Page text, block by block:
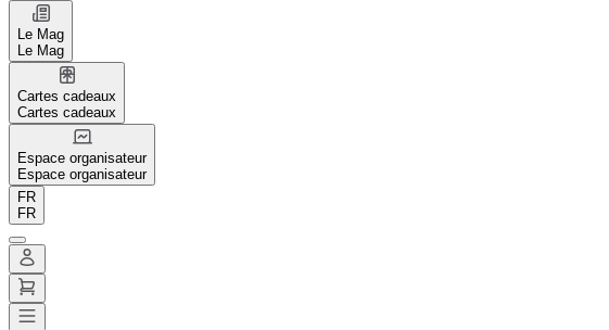
Le Mag
Le Mag
Cartes cadeaux
Cartes cadeaux
Espace organisateur
Espace organisateur
FR
FR